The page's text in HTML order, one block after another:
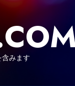
みます